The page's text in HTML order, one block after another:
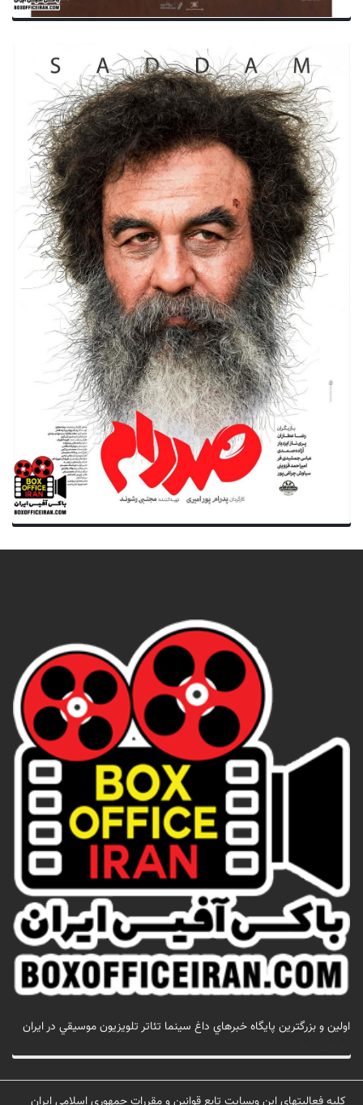
اولين و بزرگترين پايگاه خبرهاي داغ سينما تئاتر تلويزيون موسيقي در ايران
کلیه فعالیتهای این وبسایت تابع قوانین و مقررات جمهوری اسلامی ایران